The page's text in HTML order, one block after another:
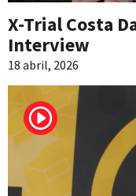
X-Trial Costa
Interview
18 abril, 2026